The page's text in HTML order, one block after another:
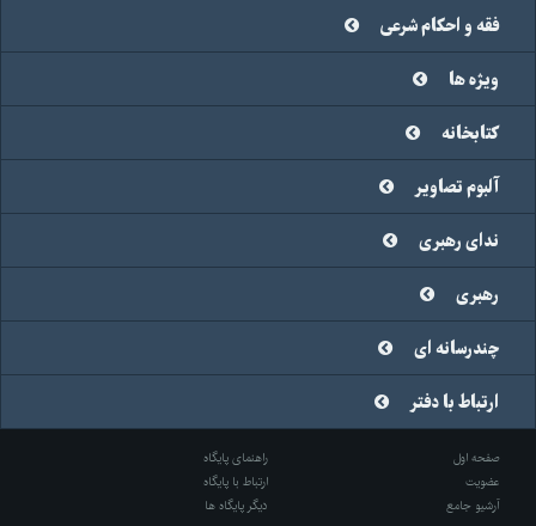
فقه و احکام شرعی
ویژه ها
کتابخانه
آلبوم تصاویر
ندای رهبری
رهبری
چندرسانه ای
ارتباط با دفتر
صفحه اول
راهنمای پایگاه
عضویت
ارتباط با پایگاه
آرشیو جامع
دیگر پایگاه ها